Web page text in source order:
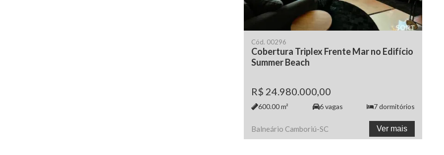
Cód. 00296
Cobertura Triplex Frente Mar no Edifício
Summer Beach
R$ 24.980.000,00
600.00m² 6vagas 7dormitórios
Balneário Camboriú-SC Ver mais